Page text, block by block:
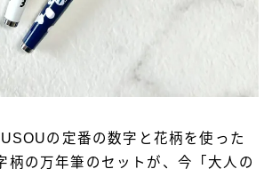
の定番の数字と花柄を使った
柄の万年筆のセットが、今「大人の